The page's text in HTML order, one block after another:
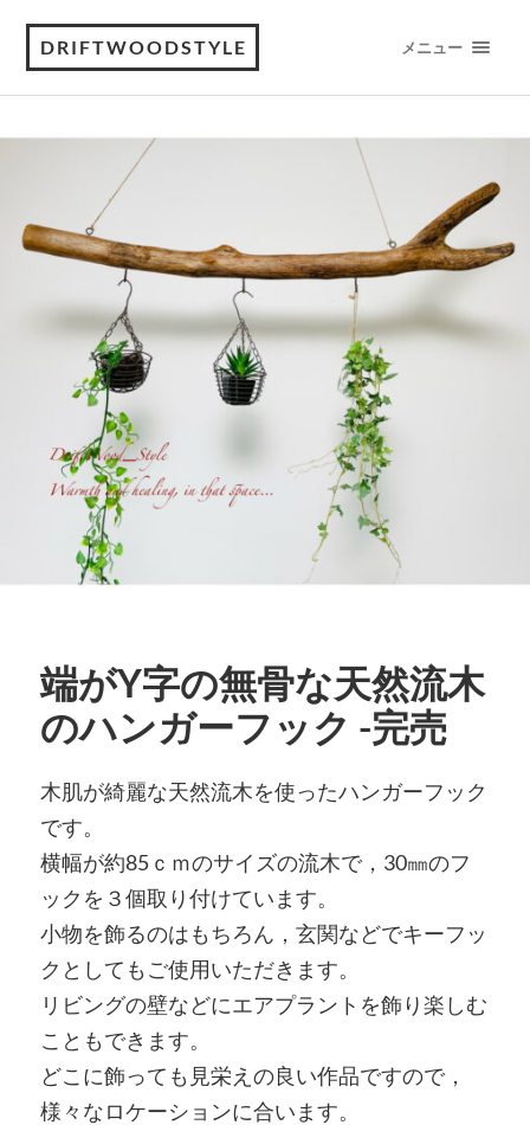
DRIFTWOODSTYLE メニュー
端がY字の無骨な天然流木
のハンガーフック -完売
木肌が綺麗な天然流木を使ったハンガーフック
です。
横幅が約85ｃｍのサイズの流木で，30㎜のフ
ックを３個取り付けています。
小物を飾るのはもちろん，玄関などでキーフッ
クとしてもご使用いただきます。
リビングの壁などにエアプラントを飾り楽しむ
こともできます。
どこに飾っても見栄えの良い作品ですので，
様々なロケーションに合います。